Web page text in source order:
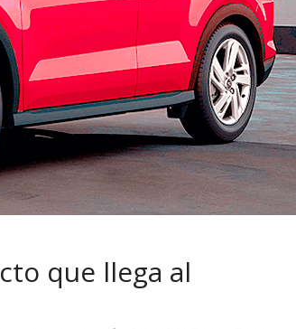
que llega al